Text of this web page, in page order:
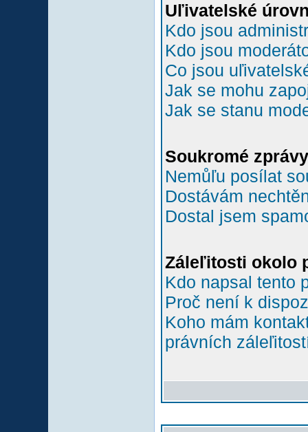
Uľivatelské
Kdo jsou
Kdo jsou
Co jsou
Jak se mohu
Jak se stanu
Soukromé zprávy
Nemůľu posílat
Dostávám
Dostal jsem
Záleľitosti okolo
Kdo napsal tento
Proč není k
Koho mám
právních